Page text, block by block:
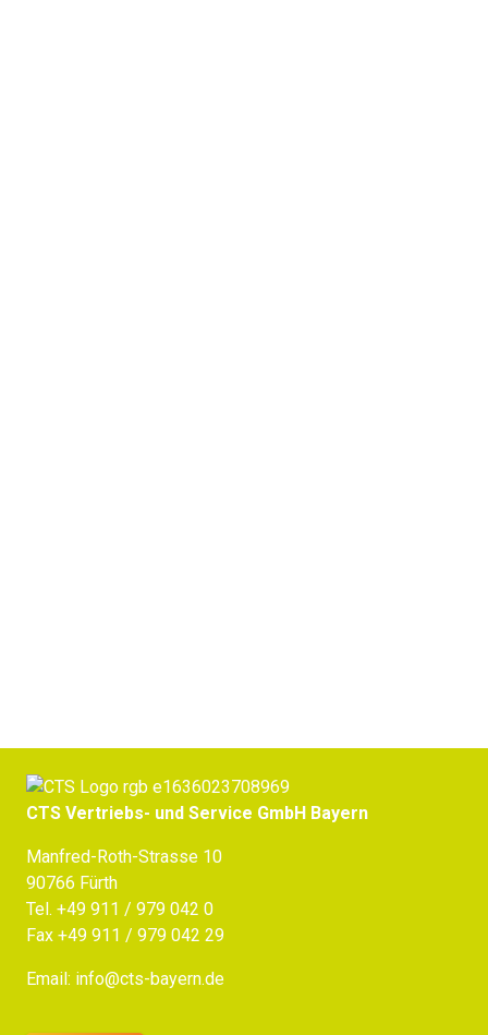
CTS Vertriebs- und Service GmbH Bayern
Manfred-Roth-Strasse 10
90766 Fürth
Tel. +49 911 / 979 042 0
Fax +49 911 / 979 042 29
Email: info@cts-bayern.de